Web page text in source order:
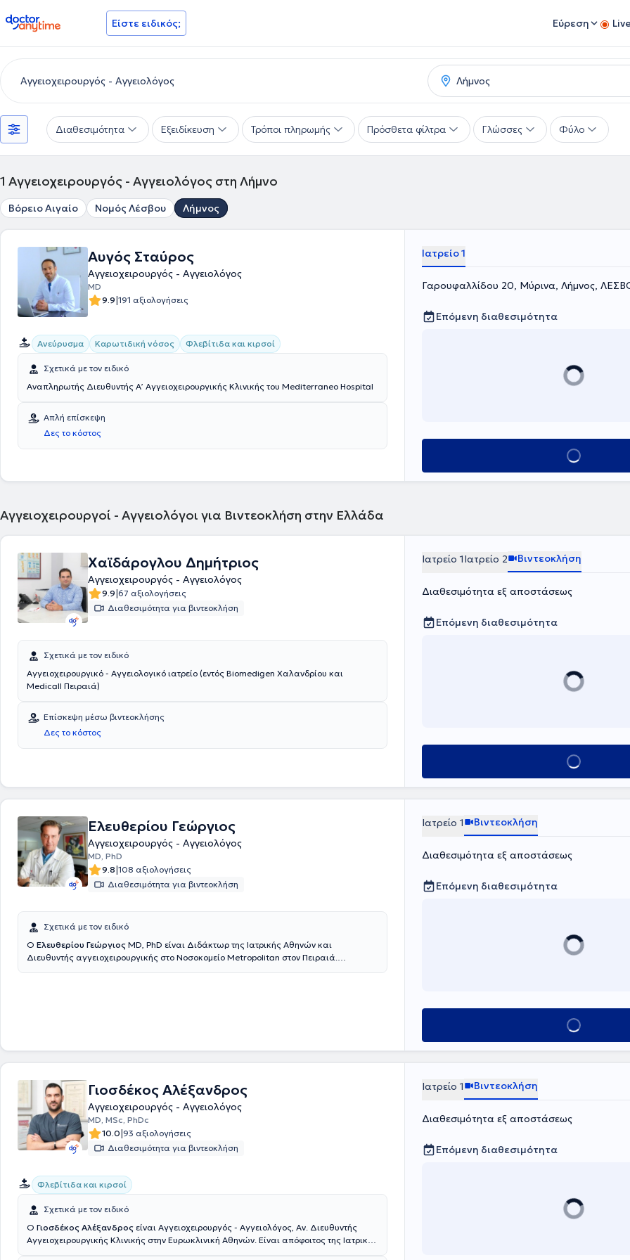
doctoranytime Είστε ειδικός; Εύρεση
Διαθεσιμότητα Εξειδίκευση Τρόποι πληρωμής Πρόσθετα φίλτρα Γλώσσες Φύλο
1 Αγγειοχειρουργός - Αγγειολόγος στη Λήμνο
Βόρειο Αιγαίο Νομός Λέσβου Λήμνος
Αυγός Σταύρος
Αγγειοχειρουργός - Αγγειολόγος
MD
9.9|191 αξιολογήσεις
Ανεύρυσμα Καρωτιδική νόσος Φλεβίτιδα και κιρσοί
Σχετικά με τον ειδικό
Αναπληρωτής Διευθυντής Α’ Αγγειοχειρουργικής Κλινικής του Mediterraneo Hospital
Απλή επίσκεψη
Δες το κόστος
Ιατρείο 1
Γαρουφαλλίδου 20, Μύρινα, Λήμνος,
Επόμενη διαθεσιμότητα
Κλείσε ραντεβού
Αγγειοχειρουργοί - Αγγειολόγοι για Βιντεοκλήση στην Ελλάδα
Χαϊδάρογλου Δημήτριος
Αγγειοχειρουργός - Αγγειολόγος
9.9|67 αξιολογήσεις
Διαθεσιμότητα για βιντεοκλήση
Σχετικά με τον ειδικό
Αγγειοχειρουργικό - Αγγειολογικό ιατρείο (εντός Biomedigen Χαλανδρίου και
Medicall Πειραιά)
Επίσκεψη μέσω βιντεοκλήσης
Δες το κόστος
Ιατρείο 1Ιατρείο 2 Βιντεοκλήση
Διαθεσιμότητα εξ αποστάσεως
Επόμενη διαθεσιμότητα
Κλείσε ραντεβού
Ελευθερίου Γεώργιος
Αγγειοχειρουργός - Αγγειολόγος
MD, PhD
9.8|108 αξιολογήσεις
Διαθεσιμότητα για βιντεοκλήση
Σχετικά με τον ειδικό
Ο Ελευθερίου Γεώργιος MD, PhD είναι Διδάκτωρ της Ιατρικής Αθηνών και
Διευθυντής αγγειοχειρουργικής στο Νοσοκομείο Metropolitan στον Πειραιά.
ανέλαβε υπεύθυνος του αγγειοχειρουργικού τμήματος του 7ου Νοσοκομείου ΙΚΑ. Το
2005 ανέλαβε ως Αναπληρωτής Διευθυντής του Νοσοκομείου "Metropolitan" Αθηνών
και από το 2016 έλαβε τον τίτλο του Διευθυντή της Αγγειοχειρουργικής Κλινικής στο
ίδιο Νοσοκομείο. Προσφέρει αξιόπιστες θεραπείες των αγγειακών προβλημάτων σε
ένα πλήρως εξοπλισμένο ιατρείο με άρτια ενημερωμένο προσωπικό. Αποσκοπεί δε
στη λεπτομερή διάγνωση και αντιμετώπιση κάθε μορφής φλεβικής νόσου και
Ιατρείο 1 Βιντεοκλήση
Διαθεσιμότητα εξ αποστάσεως
Επόμενη διαθεσιμότητα
Κλείσε ραντεβού
Γιοσδέκος Αλέξανδρος
Αγγειοχειρουργός - Αγγειολόγος
MD, MSc, PhDc
10.0|93 αξιολογήσεις
Διαθεσιμότητα για βιντεοκλήση
Φλεβίτιδα και κιρσοί
Σχετικά με τον ειδικό
Ο Γιοσδέκος Αλέξανδρος είναι Αγγειοχειρουργός - Αγγειολόγος, Αν. Διευθυντής
Αγγειοχειρουργικής Κλινικής στην Ευρωκλινική Αθηνών. Είναι απόφοιτος της Ιατρικής
Ιατρείο 1 Βιντεοκλήση
Διαθεσιμότητα εξ αποστάσεως
Επόμενη διαθεσιμότητα